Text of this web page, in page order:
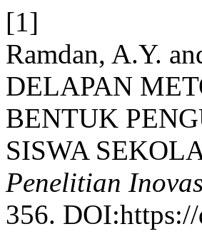
[1]
Ramdan, A.Y.
DELAPAN
BENTUK
SISWA
Penelitian
356.